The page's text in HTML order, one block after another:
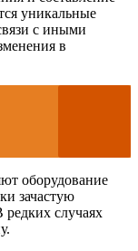
уникальные
с иными
в
оборудование
зачастую
случаях